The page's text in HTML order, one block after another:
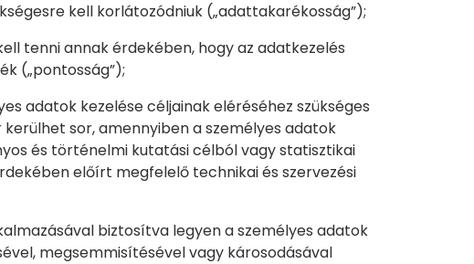
kell korlátozódniuk („adattakarékosság”);
tenni annak érdekében, hogy az adatkezelés
(„pontosság”);
adatok kezelése céljainak eléréséhez szükséges
sor, amennyiben a személyes adatok
és történelmi kutatási célból vagy statisztikai
előírt megfelelő technikai és szervezési
biztosítva legyen a személyes adatok
megsemmisítésével vagy károsodásával